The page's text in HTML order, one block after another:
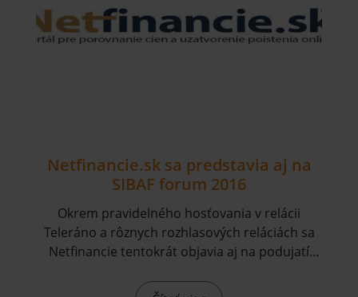
Netfinancie.sk sa predstavia aj na
SIBAF forum 2016
Okrem pravidelného hosťovania v relácii
Teleráno a rôznych rozhlasových reláciách sa
Netfinancie tentokrát objavia aj na podujatí
odborníkovi na poistenie, Mgr. Vladimírovi